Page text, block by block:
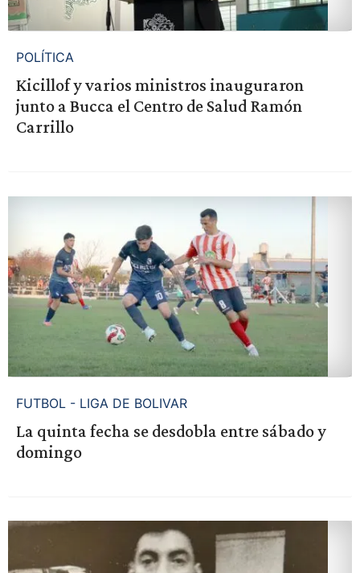
POLÍTICA
Kicillof y varios ministros inauguraron
junto a Bucca el Centro de Salud Ramón
Carrillo
FUTBOL - LIGA DE BOLIVAR
La quinta fecha se desdobla entre sábado y
domingo